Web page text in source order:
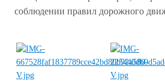
соблюдении правил дорожного